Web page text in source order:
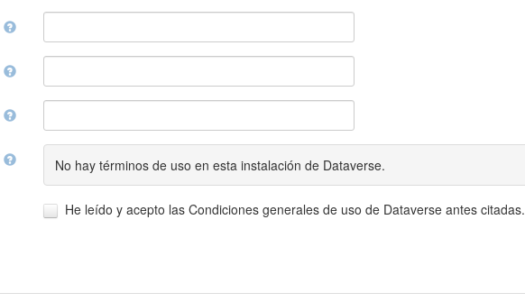
No hay términos de uso en esta instalación de Dataverse.
He leído y acepto las Condiciones generales de uso de Dataverse antes citadas.